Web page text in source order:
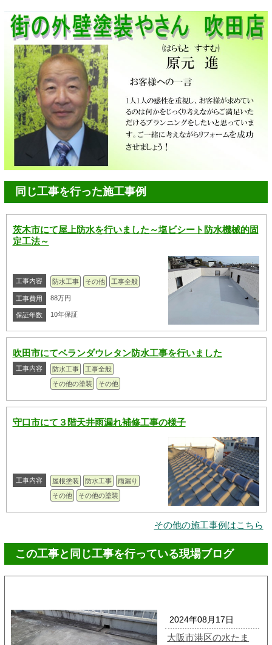
同じ工事を行った施工事例
茨木市にて屋上防水を行いました～塩ビシート防水機械的固
定工法～
工事内容 防水工事 その他 工事全般
工事費用 88万円
保証年数 10年保証
吹田市にてベランダウレタン防水工事を行いました
工事内容 防水工事
工事全般
その他の塗装
その他
守口市にて３階天井雨漏れ補修工事の様子
工事内容 屋根塗装 防水工事
雨漏り
その他
その他の塗装
その他の施工事例はこちら
この工事と同じ工事を行っている現場ブログ
2024年08月17日
大阪市港区の水たま